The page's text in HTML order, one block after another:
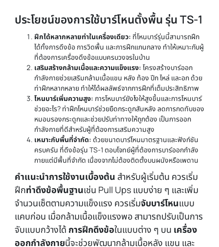
ประโยชน์ของการใช้บาร์โหนตั้งพื้น รุ่น TS-1
ฝึกได้หลากหลายท่าในเครื่องเดียว: ที่โหนบาร์รุ่นนี้สามารถฝึก
ได้ทั้งการดึงข้อ การวิดพื้น และการฝึกแกนกลาง ทำให้เหมาะกับผู้
ที่ต้องการเครื่องดึงข้อแบบครบวงจรในบ้าน
เสริมสร้างกล้ามเนื้อและความแข็งแรง: โครงสร้างบาร์ออก
กำลังกายช่วยเสริมกล้ามเนื้อแขน หลัง ท้อง ปีก ไหล่ และอก ด้วย
ท่าฝึกหลากหลาย ทำให้ได้ผลลัพธ์จากการฝึกที่เต็มประสิทธิภาพ
โหนบาร์เพิ่มความสูง: การโหนบาร์ยังไงให้สูงขึ้นและการโหนบาร์
ช่วยอะไร? ท่าฝึกโหนบาร์ช่วยยืดกระดูกสันหลัง ลดการกดทับของ
หมอนรองกระดูกและช่วยปรับท่าทางให้ถูกต้อง เป็นการออก
กำลังกายที่ดีสำหรับผู้ที่ต้องการเสริมความสูง
เหมาะกับพื้นที่จำกัด: ด้วยขนาดบาร์โหนมาตรฐานและฟังก์ชัน
ครบครัน ที่ดึงข้อรุ่น TS-1 ตอบโจทย์ผู้ที่ต้องการบาร์ออกกำลัง
กายแต่มีพื้นที่จำกัด เนื่องจากไม่ต้องติดตั้งบนผนังหรือเพดาน
คำแนะนำการใช้งานเบื้องต้น สำหรับผู้เริ่มต้น ควรเริ่ม
ฝึกท่าดึงข้อพื้นฐานเช่น Pull Ups แบบง่าย ๆ และเพิ่ม
จำนวนเซ็ตตามความแข็งแรง ควรเริ่มจับบาร์โหนแบบ
แคบก่อน เมื่อกล้ามเนื้อแข็งแรงพอ สามารถปรับเป็นการ
จับแบบกว้างได้ การฝึกดึงข้อในแบบต่าง ๆ บน เครื่อง
ออกกำลังกายนี้จะช่วยพัฒนากล้ามเนื้อหลัง แขน และ